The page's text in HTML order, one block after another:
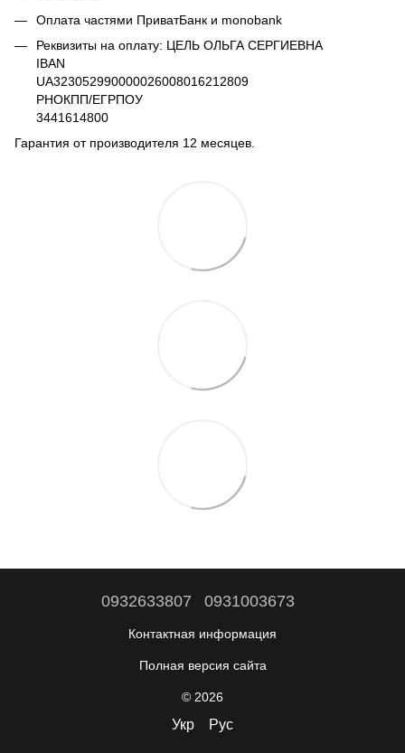
Оплата частями ПриватБанк и monobank
Реквизиты на оплату: ЦЕЛЬ ОЛЬГА СЕРГИЕВНА
IBAN
UA323052990000026008016212809
РНОКПП/ЕГРПОУ
3441614800
Гарантия от производителя 12 месяцев.
0932633807 0931003673
Контактная информация
Полная версия сайта
© 2026
Укр Рус